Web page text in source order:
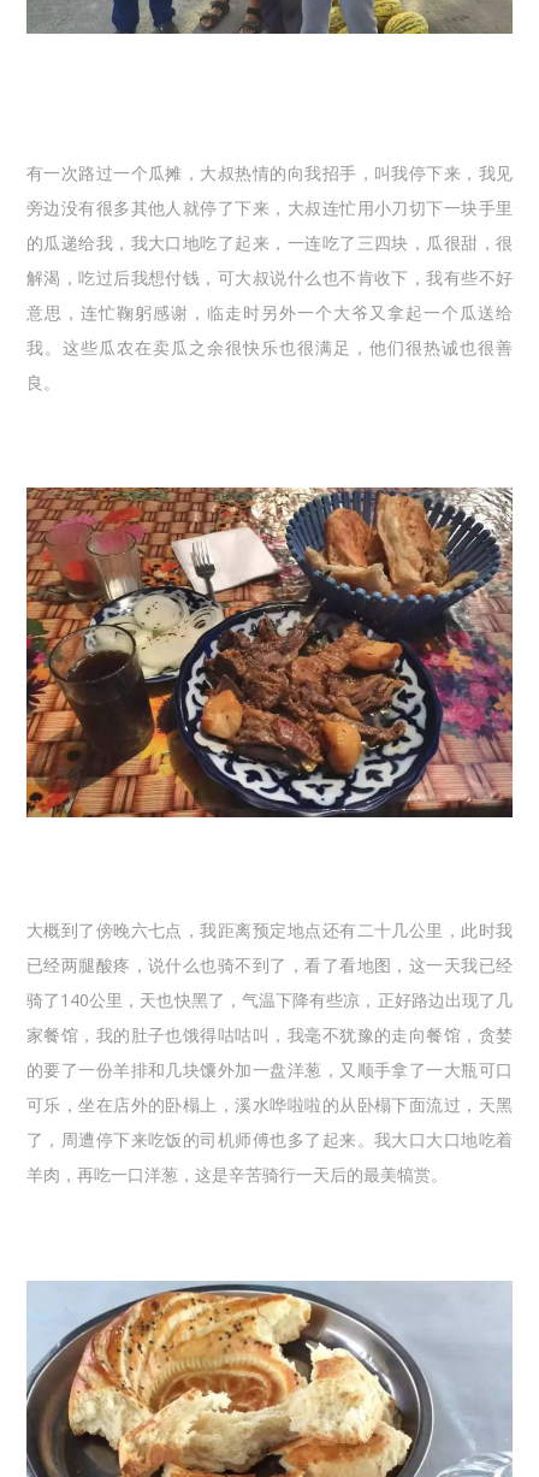
有一次路过一个瓜摊，大叔热情的向我招手，叫我停下来，我见
旁边没有很多其他人就停了下来，大叔连忙用小刀切下一块手里
的瓜递给我，我大口地吃了起来，一连吃了三四块，瓜很甜，很
解渴，吃过后我想付钱，可大叔说什么也不肯收下，我有些不好
意思，连忙鞠躬感谢，临走时另外一个大爷又拿起一个瓜送给
我。这些瓜农在卖瓜之余很快乐也很满足，他们很热诚也很善
良。
大概到了傍晚六七点，我距离预定地点还有二十几公里，此时我
已经两腿酸疼，说什么也骑不到了，看了看地图，这一天我已经
骑了140公里，天也快黑了，气温下降有些凉，正好路边出现了几
家餐馆，我的肚子也饿得咕咕叫，我毫不犹豫的走向餐馆，贪婪
的要了一份羊排和几块馕外加一盘洋葱，又顺手拿了一大瓶可口
可乐，坐在店外的卧榻上，溪水哗啦啦的从卧榻下面流过，天黑
了，周遭停下来吃饭的司机师傅也多了起来。我大口大口地吃着
羊肉，再吃一口洋葱，这是辛苦骑行一天后的最美犒赏。